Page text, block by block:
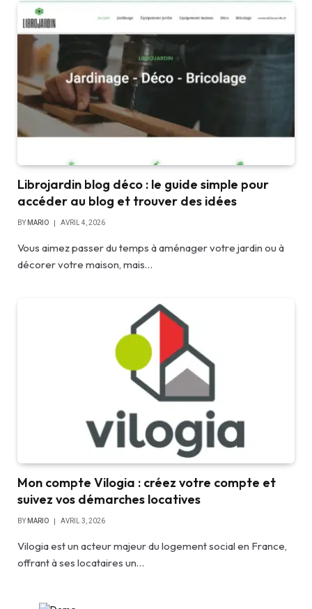
Librojardin blog déco : le guide simple pour
accéder au blog et trouver des idées
BY MARIO AVRIL 4, 2026
Vous aimez passer du temps à aménager votre jardin ou à
décorer votre maison, mais…
Mon compte Vilogia : créez votre compte et
suivez vos démarches locatives
BY MARIO AVRIL 3, 2026
Vilogia est un acteur majeur du logement social en France,
offrant à ses locataires un…